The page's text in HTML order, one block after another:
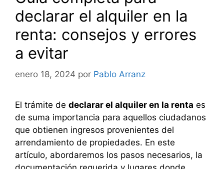
declarar el alquiler en la
renta: consejos y errores
a evitar
enero 18, 2024 por Pablo Arranz
El trámite de declarar el alquiler en la renta es
de suma importancia para aquellos ciudadanos
que obtienen ingresos provenientes del
arrendamiento de propiedades. En este
artículo, abordaremos los pasos necesarios, la